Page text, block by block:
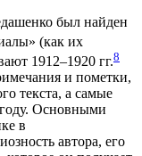
был найден
(как их
1912–1920 гг.8
и пометки,
текста, а самые
Основными
в
автора, его